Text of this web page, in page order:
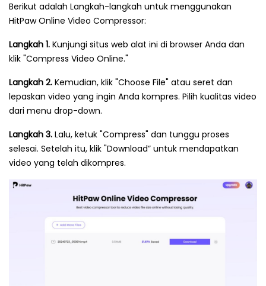
Berikut adalah Langkah-langkah untuk menggunakan
HitPaw Online Video Compressor:
Langkah 1. Kunjungi situs web alat ini di browser Anda dan
klik "Compress Video Online."
Langkah 2. Kemudian, klik "Choose File" atau seret dan
lepaskan video yang ingin Anda kompres. Pilih kualitas video
dari menu drop-down.
Langkah 3. Lalu, ketuk "Compress" dan tunggu proses
selesai. Setelah itu, klik "Download” untuk mendapatkan
video yang telah dikompres.